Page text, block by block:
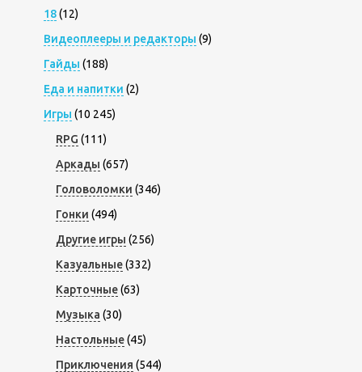
18(12)
Видеоплееры и редакторы (9)
Гайды (188)
Еда и напитки (2)
Игры (10 245)
RPG (111)
Аркады (657)
Головоломки (346)
Гонки (494)
Другие игры (256)
Казуальные(332)
Карточные(63)
Музыка (30)
Настольные(45)
Приключения (544)